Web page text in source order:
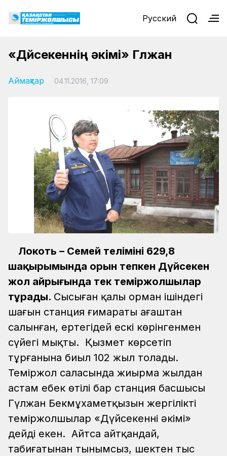
Русский
«Дүйсекеннің әкімі» Гүлжан
Аймақтар 04.11.2016, 17:09
Локоть – Семей телімінің 629,8
шақырымында орын тепкен Дүйсекен
жол айрығында тек теміржолшылар
тұрады. Сыңсыған қалың орман ішіндегі
шағын станция ғимараты ағаштан
салынған, ертегідей ескі көрінгенмен
сүйегі мықты. Қызмет көрсетіп
тұрғанына биыл 102 жыл толады.
Теміржол саласында жиырма жылдан
астам еңбек өтілі бар станция басшысы
Гүлжан Бекмұхаметқызын жергілікті
теміржолшылар «Дүйсекеннің әкімі»
дейді екен. Айтса айтқандай,
табиғатынан тынымсыз, шектен тыс